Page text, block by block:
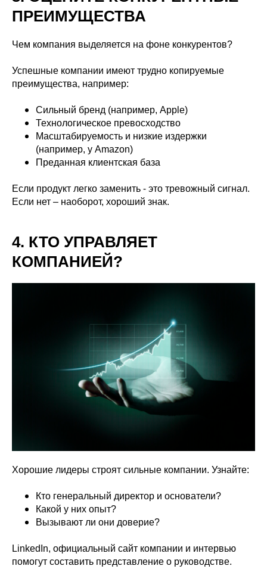
ПРЕИМУЩЕСТВА
Чем компания выделяется на фоне конкурентов?
Успешные компании имеют трудно копируемые
преимущества, например:
Сильный бренд (например, Apple)
Технологическое превосходство
Масштабируемость и низкие издержки
(например, у Amazon)
Преданная клиентская база
Если продукт легко заменить - это тревожный сигнал.
Если нет – наоборот, хороший знак.
4. КТО УПРАВЛЯЕТ
КОМПАНИЕЙ?
Хорошие лидеры строят сильные компании. Узнайте:
Кто генеральный директор и основатели?
Какой у них опыт?
Вызывают ли они доверие?
LinkedIn, официальный сайт компании и интервью
помогут составить представление о руководстве.